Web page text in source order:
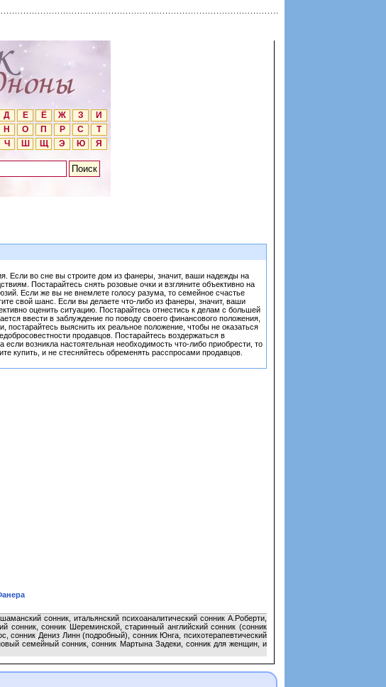
Д Е Ё Ж З
И
Н О П Р С
Т
Ч Ш Щ Э Ю Я
Если во сне вы строите дом из фанеры, значит, ваши надежды на
Постарайтесь снять розовые очки и взгляните объективно на
Если же вы не внемлете голосу разума, то семейное счастье
свой шанс. Если вы делаете что-либо из фанеры, значит, ваши
оценить ситуацию. Постарайтесь отнестись к делам с большей
ввести в заблуждение по поводу своего финансового положения,
выяснить их реальное положение, чтобы не оказаться
продавцов. Постарайтесь воздержаться в
возникла настоятельная необходимость что-либо приобрести, то
купить, и не стесняйтесь обременять расспросами продавцов.
сонник, итальянский психоаналитический сонник А.Роберти,
сонник, сонник Шереминской, старинный английский сонник (сонник
сонник Дениз Линн (подробный), сонник Юнга, психотерапевтический
семейный сонник, сонник Мартына Задеки, сонник для женщин, и